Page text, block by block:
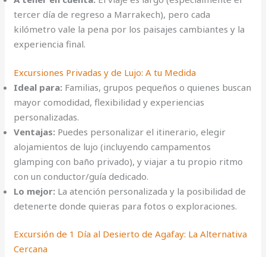
tercer día de regreso a Marrakech), pero cada
kilómetro vale la pena por los paisajes cambiantes y la
experiencia final.
Excursiones Privadas y de Lujo: A tu Medida
Ideal para: Familias, grupos pequeños o quienes buscan
mayor comodidad, flexibilidad y experiencias
personalizadas.
Ventajas: Puedes personalizar el itinerario, elegir
alojamientos de lujo (incluyendo campamentos
glamping con baño privado), y viajar a tu propio ritmo
con un conductor/guía dedicado.
Lo mejor: La atención personalizada y la posibilidad de
detenerte donde quieras para fotos o exploraciones.
Excursión de 1 Día al Desierto de Agafay: La Alternativa
Cercana